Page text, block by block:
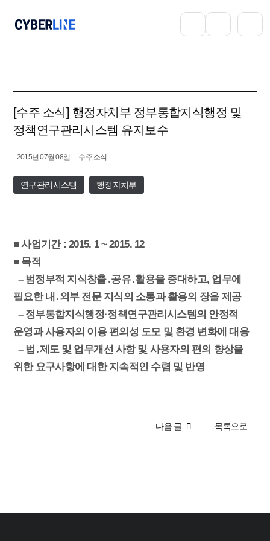
[수주 소식] 행정자치부 정부통합지식행정 및
정책연구관리시스템 유지보수
2015년 07월 08일 수주 소식
연구관리시스템 행정자치부
■ 사업기간 : 2015. 1 ~ 2015. 12
■ 목적
– 범정부적 지식창출․공유․활용을 증대하고, 업무에
필요한 내․외부 전문 지식의 소통과 활용의 장을 제공
– 정부통합지식행정·정책연구관리시스템의 안정적
운영과 사용자의 이용 편의성 도모 및 환경 변화에 대응
– 법․제도 및 업무개선 사항 및 사용자의 편의 향상을
위한 요구사항에 대한 지속적인 수렴 및 반영
다음 글 목록으로